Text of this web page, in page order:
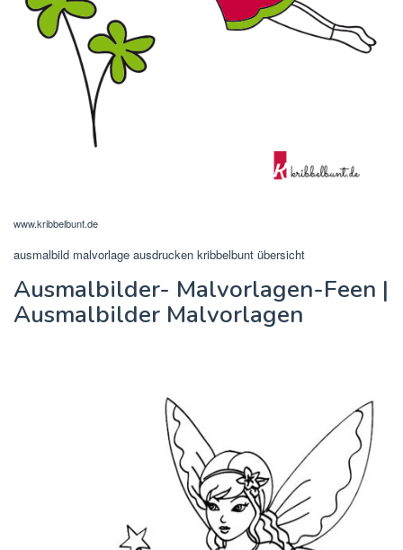
www.kribbelbunt.de
ausmalbild malvorlage ausdrucken kribbelbunt übersicht
Ausmalbilder- Malvorlagen-Feen |
Ausmalbilder Malvorlagen